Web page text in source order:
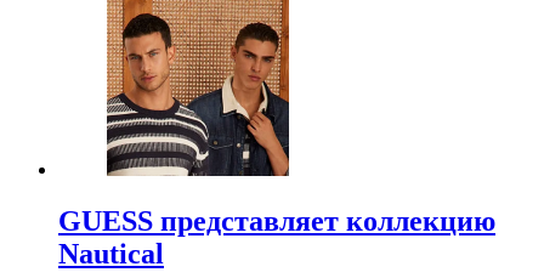
GUESS представляет коллекцию
Nautical